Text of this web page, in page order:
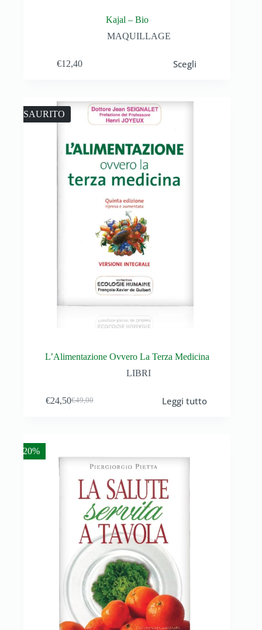
Kajal – Bio
MAQUILLAGE
€12,40 Scegli
ESAURITO
L’Alimentazione Ovvero La Terza Medicina
LIBRI
€49,00
€24,50 Leggi tutto
- 20%